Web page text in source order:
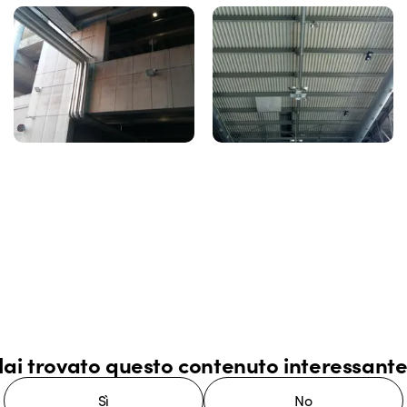
trovato questo contenuto
Sì No